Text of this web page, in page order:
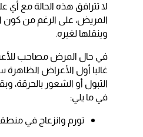
لا تترافق هذه الحالة مع أي
المريض، على الرغم من
وينقلها لغيره.
في حال المرض مصاحب
غالبا أول الأعراض الظاهرة
التبول أو الشعور بالحرقة،
في ما يلي:
تورم وانزعاج في